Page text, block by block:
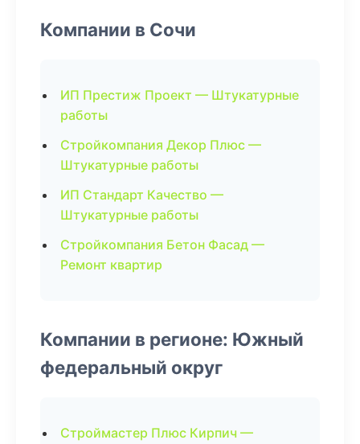
Компании в Сочи
ИП Престиж Проект — Штукатурные
работы
Стройкомпания Декор Плюс —
Штукатурные работы
ИП Стандарт Качество —
Штукатурные работы
Стройкомпания Бетон Фасад —
Ремонт квартир
Компании в регионе: Южный
федеральный округ
Строймастер Плюс Кирпич —